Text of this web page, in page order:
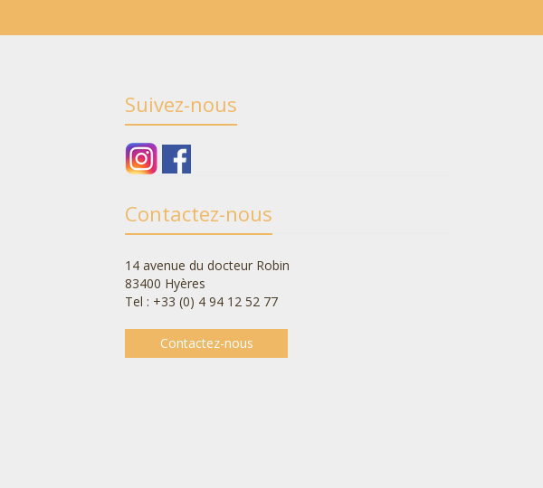
Suivez-nous
Contactez-nous
14 avenue du docteur Robin
83400 Hyères
Tel : +33 (0) 4 94 12 52 77
Contactez-nous